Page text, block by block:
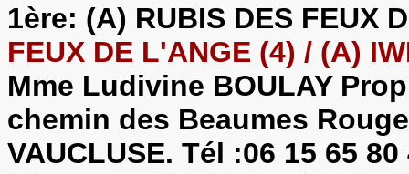
1ère: (A) RUBIS DES FEUX
FEUX DE L'ANGE (4) / (A)
Mme Ludivine BOULAY
chemin des Beaumes
VAUCLUSE. Tél :06 15 65 80